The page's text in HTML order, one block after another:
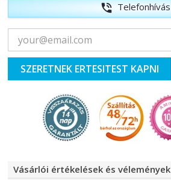
phone_in_talk Telefonhívás
SZERETNEK ERTESITEST KAPNI
Vásárlói értékelések és vélemények